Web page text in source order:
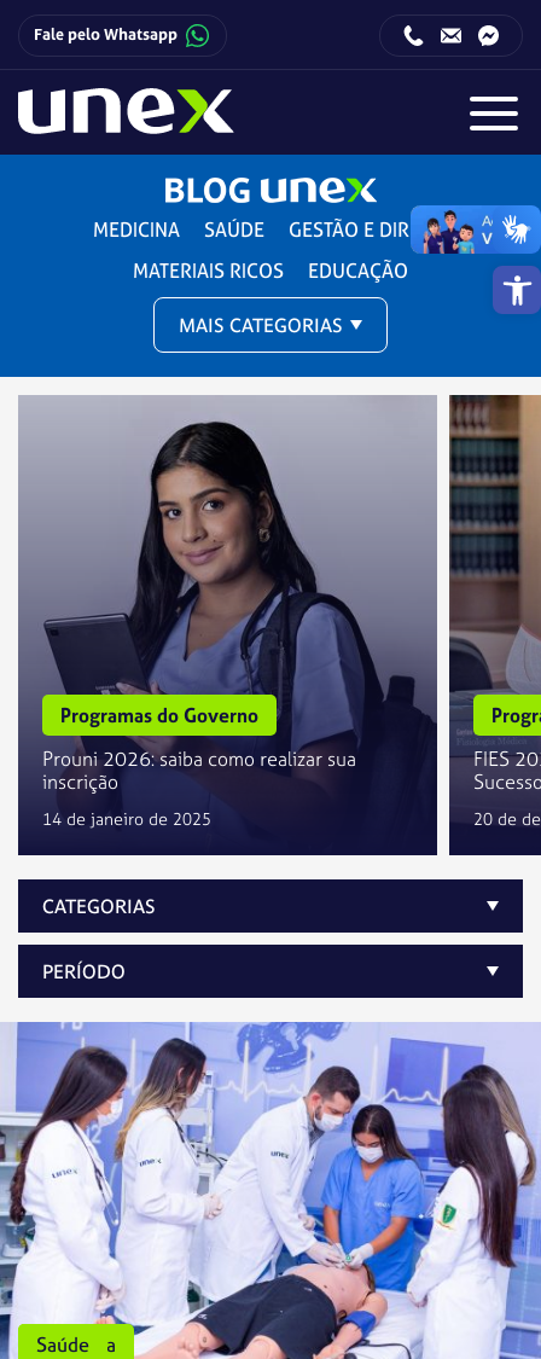
Barra
Fale pelo Whatsapp
MEDICINA SAÚDE
GESTÃO E DIREITO
MATERIAIS RICOS
EDUCAÇÃO
MAIS CATEGORIAS
Programas do Governo
Prouni 2026: saiba como realizar sua
inscrição
14 de janeiro de 2025
FIES
20 de
CATEGORIAS
PERÍODO
Medicina
Saúde